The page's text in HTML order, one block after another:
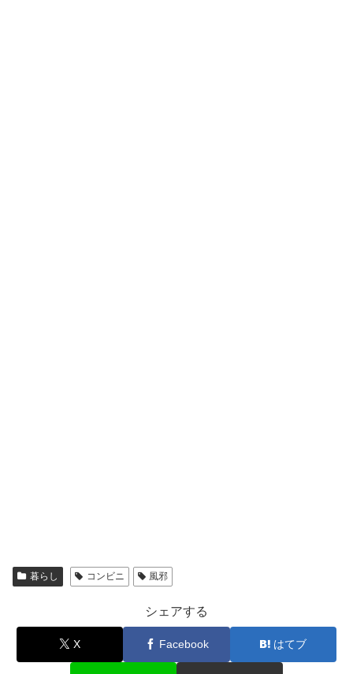
暮らし コンビニ 風邪
シェアする
X Facebook はてブ